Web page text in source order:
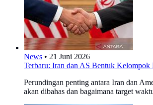
News • 21 Juni 2026
Terbaru: Iran dan AS Bentuk
Perundingan penting antara Iran dan
akan dibahas dan bagaimana target